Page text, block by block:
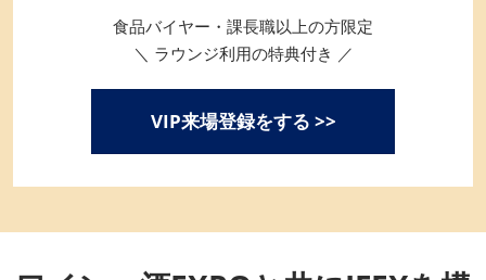
食品バイヤー・課長職以上の方限定
＼ ラウンジ利用の特典付き ／
VIP来場登録をする >>